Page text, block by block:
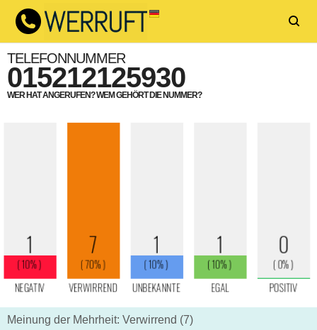
TELEFONNUMMER
015212125930
WER HAT ANGERUFEN? WEM GEHÖRT DIE NUMMER?
Meinung der Mehrheit: Verwirrend (7)